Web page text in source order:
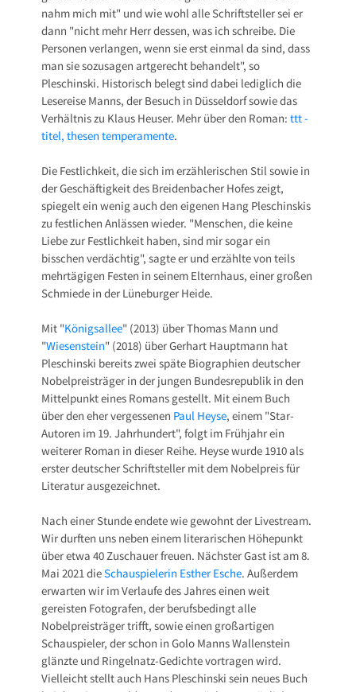
nahm mich mit" und wie wohl alle Schriftsteller sei er
dann "nicht mehr Herr dessen, was ich schreibe. Die
Personen verlangen, wenn sie erst einmal da sind, dass
man sie sozusagen artgerecht behandelt", so
Pleschinski. Historisch belegt sind dabei lediglich die
Lesereise Manns, der Besuch in Düsseldorf sowie das
Verhältnis zu Klaus Heuser. Mehr über den Roman:ttt -
titel, thesen temperamente.
Die Festlichkeit, die sich im erzählerischen Stil sowie in
der Geschäftigkeit des Breidenbacher Hofes zeigt,
spiegelt ein wenig auch den eigenen Hang Pleschinskis
zu festlichen Anlässen wieder. "Menschen, die keine
Liebe zur Festlichkeit haben, sind mir sogar ein
bisschen verdächtig", sagte er und erzählte von teils
mehrtägigen Festen in seinem Elternhaus, einer großen
Schmiede in der Lüneburger Heide.
Mit "Königsallee" (2013) über Thomas Mann und
"Wiesenstein" (2018) über Gerhart Hauptmann hat
Pleschinski bereits zwei späte Biographien deutscher
Nobelpreisträger in der jungen Bundesrepublik in den
Mittelpunkt eines Romans gestellt. Mit einem Buch
über den eher vergessenen Paul Heyse, einem "Star-
Autoren im 19. Jahrhundert", folgt im Frühjahr ein
weiterer Roman in dieser Reihe. Heyse wurde 1910 als
erster deutscher Schriftsteller mit dem Nobelpreis für
Literatur ausgezeichnet.
Nach einer Stunde endete wie gewohnt der Livestream.
Wir durften uns neben einem literarischen Höhepunkt
über etwa 40 Zuschauer freuen. Nächster Gast ist am 8.
Mai 2021 dieSchauspielerin Esther Esche. Außerdem
erwarten wir im Verlaufe des Jahres einen weit
gereisten Fotografen, der berufsbedingt alle
Nobelpreisträger trifft, sowie einen großartigen
Schauspieler, der schon in Golo Manns Wallenstein
glänzte und Ringelnatz-Gedichte vortragen wird.
Vielleicht stellt auch Hans Pleschinski sein neues Buch